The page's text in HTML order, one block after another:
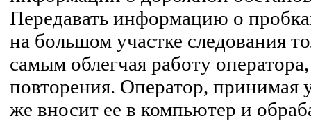
Передавать информацию о
на большом участке следования
самым облегчая работу
повторения. Оператор,
же вносит ее в компьютер и